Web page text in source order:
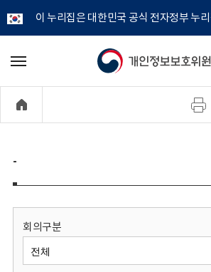
이 누리집은 대한민국 공식 전자정부 누
개
정
보
메
기
-
회의구분